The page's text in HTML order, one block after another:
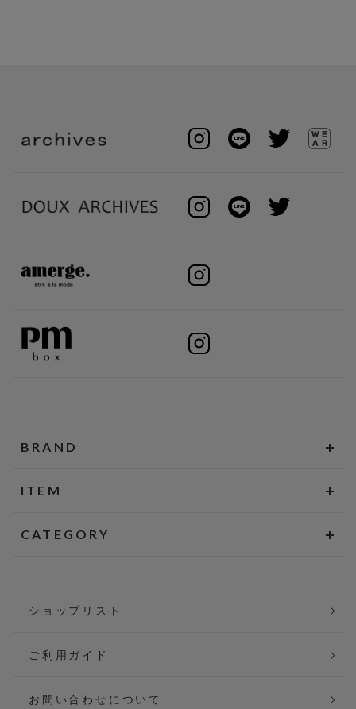
BRAND
ITEM
CATEGORY
ショップリスト
ご利用ガイド
お問い合わせについて